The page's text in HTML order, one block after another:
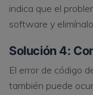
indica que el
software y
Solución 4:
El error de código
también puede